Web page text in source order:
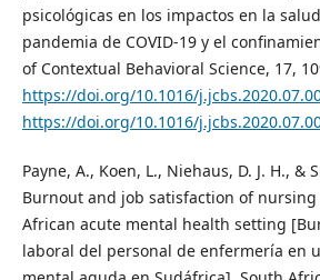
psicológicas en los impactos en la
pandemia de COVID-19 y el
of Contextual Behavioral Science, 17,
https://doi.org/10.1016/
https://doi.org/10.1016/
Payne, A., Koen, L., Niehaus, D. J. H., &
Burnout and job satisfaction of
African acute mental health setting
laboral del personal de enfermería en